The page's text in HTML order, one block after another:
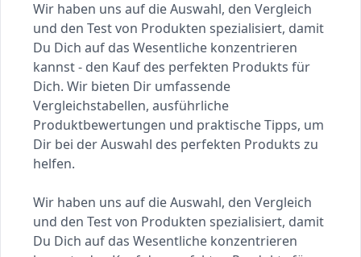
Wir haben uns auf die Auswahl, den Vergleich
und den Test von Produkten spezialisiert, damit
Du Dich auf das Wesentliche konzentrieren
kannst - den Kauf des perfekten Produkts für
Dich. Wir bieten Dir umfassende
Vergleichstabellen, ausführliche
Produktbewertungen und praktische Tipps, um
Dir bei der Auswahl des perfekten Produkts zu
helfen.
Wir haben uns auf die Auswahl, den Vergleich
und den Test von Produkten spezialisiert, damit
Du Dich auf das Wesentliche konzentrieren